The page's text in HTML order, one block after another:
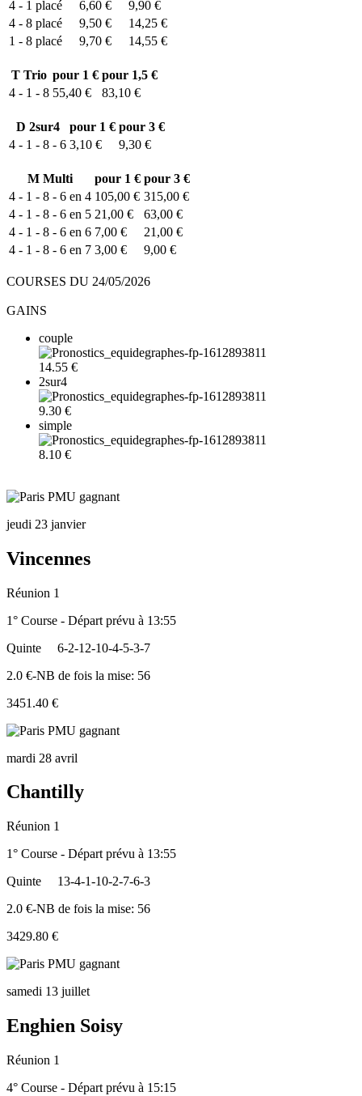
4 - 1 placé 6,60 €
9,90 €
4 - 8 placé 9,50 €
14,25 €
1 - 8 placé 9,70 € 14,55 €
T Trio pour 1 € pour 1,5 €
4 - 1 - 8 55,40 € 83,10 €
D 2sur4 pour 1 € pour 3 €
4 - 1 - 8 - 6 3,10 € 9,30 €
M Multi pour 1 € pour 3 €
4 - 1 - 8 - 6 en 4 105,00 € 315,00 €
4 - 1 - 8 - 6 en 5 21,00 €
63,00 €
4 - 1 - 8 - 6 en 6 7,00 €
21,00 €
4 - 1 - 8 - 6 en 7 3,00 € 9,00 €
COURSES DU 24/05/2026
GAINS
couple
14.55 €
2sur4
9.30 €
simple
8.10 €
jeudi 23 janvier
Vincennes
Réunion 1
1° Course - Départ prévu à 13:55
Quinte
6-2-12-10-4-5-3-7
2.0 €-NB de fois la mise: 56
3451.40 €
mardi 28 avril
Chantilly
Réunion 1
1° Course - Départ prévu à 13:55
Quinte
13-4-1-10-2-7-6-3
2.0 €-NB de fois la mise: 56
3429.80 €
samedi 13 juillet
Enghien Soisy
Réunion 1
4° Course - Départ prévu à 15:15